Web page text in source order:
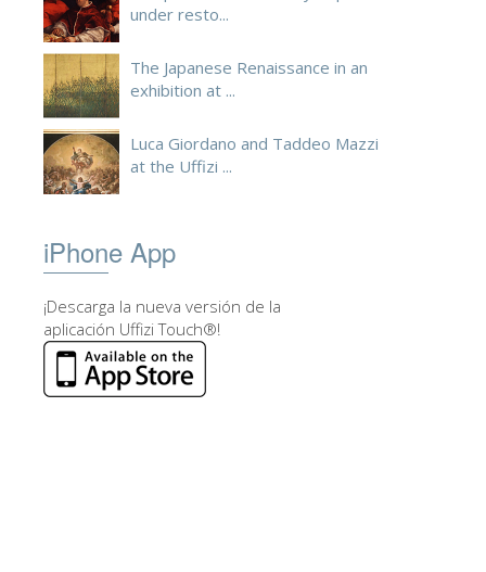
under resto...
The Japanese Renaissance in an
exhibition at ...
Luca Giordano and Taddeo Mazzi
at the Uffizi ...
iPhone App
¡Descarga la nueva versión de la
aplicación Uffizi Touch®!